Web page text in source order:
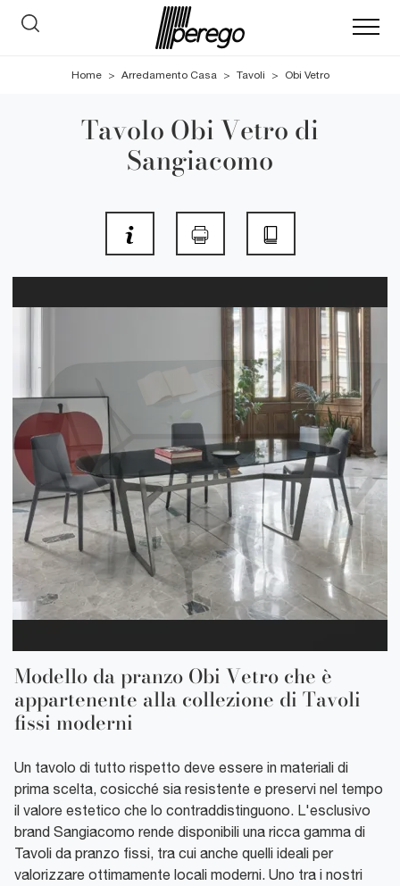
Home > Arredamento Casa > Tavoli > Obi Vetro
Tavolo Obi Vetro di
Sangiacomo
Modello da pranzo Obi Vetro che è
appartenente alla collezione di Tavoli
fissi moderni
Un tavolo di tutto rispetto deve essere in materiali di
prima scelta, cosicché sia resistente e preservi nel tempo
il valore estetico che lo contraddistinguono. L'esclusivo
brand Sangiacomo rende disponibili una ricca gamma di
Tavoli da pranzo fissi, tra cui anche quelli ideali per
valorizzare ottimamente locali moderni. Uno tra i nostri